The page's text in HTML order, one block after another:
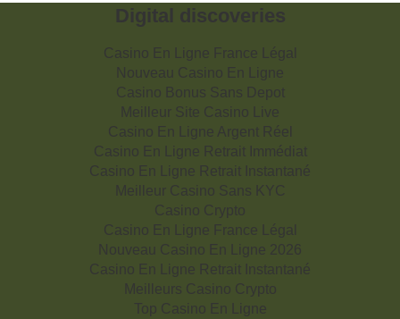
Digital discoveries
Casino En Ligne France Légal
Nouveau Casino En Ligne
Casino Bonus Sans Depot
Meilleur Site Casino Live
Casino En Ligne Argent Réel
Casino En Ligne Retrait Immédiat
Casino En Ligne Retrait Instantané
Meilleur Casino Sans KYC
Casino Crypto
Casino En Ligne France Légal
Nouveau Casino En Ligne 2026
Casino En Ligne Retrait Instantané
Meilleurs Casino Crypto
Top Casino En Ligne